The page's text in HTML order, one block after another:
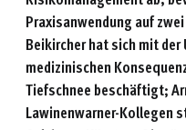
Praxisanwendung auf
Beikircher hat sich mit der
medizinischen
Tiefschnee beschäftigt;
Lawinenwarner-Kollegen